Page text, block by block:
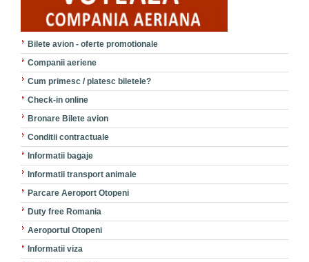
Bilete avion - oferte promotionale
Companii aeriene
Cum primesc / platesc biletele?
Check-in online
Bronare Bilete avion
Conditii contractuale
Informatii bagaje
Informatii transport animale
Parcare Aeroport Otopeni
Duty free Romania
Aeroportul Otopeni
Informatii viza